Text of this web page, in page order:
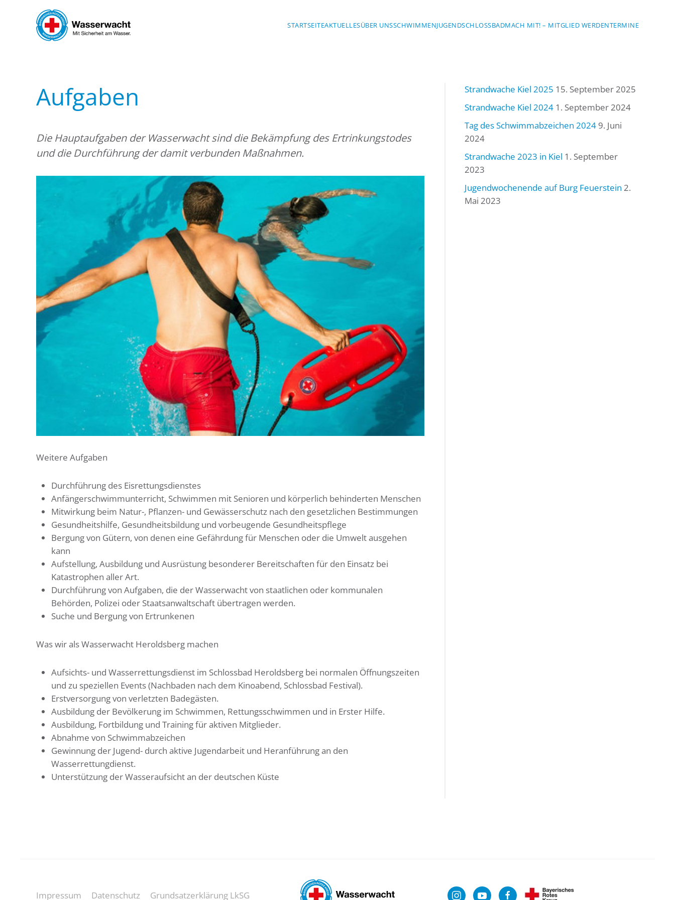
Skip to main content STARTSEITEAKTUELLESÜBER UNSSCHWIMMENJUGENDSCHLOSSBADMACH MIT! – MITGLIED WERDENTERMINE
Aufgaben
Die Hauptaufgaben der Wasserwacht sind die Bekämpfung des Ertrinkungstodes
und die Durchführung der damit verbunden Maßnahmen.
Weitere Aufgaben
Durchführung des Eisrettungsdienstes
Anfängerschwimmunterricht, Schwimmen mit Senioren und körperlich behinderten Menschen
Mitwirkung beim Natur-, Pflanzen- und Gewässerschutz nach den gesetzlichen Bestimmungen
Gesundheitshilfe, Gesundheitsbildung und vorbeugende Gesundheitspflege
Bergung von Gütern, von denen eine Gefährdung für Menschen oder die Umwelt ausgehen
kann
Aufstellung, Ausbildung und Ausrüstung besonderer Bereitschaften für den Einsatz bei
Katastrophen aller Art.
Durchführung von Aufgaben, die der Wasserwacht von staatlichen oder kommunalen
Behörden, Polizei oder Staatsanwaltschaft übertragen werden.
Suche und Bergung von Ertrunkenen
Was wir als Wasserwacht Heroldsberg machen
Aufsichts- und Wasserrettungsdienst im Schlossbad Heroldsberg bei normalen Öffnungszeiten
und zu speziellen Events (Nachbaden nach dem Kinoabend, Schlossbad Festival).
Erstversorgung von verletzten Badegästen.
Ausbildung der Bevölkerung im Schwimmen, Rettungsschwimmen und in Erster Hilfe.
Ausbildung, Fortbildung und Training für aktiven Mitglieder.
Abnahme von Schwimmabzeichen
Gewinnung der Jugend- durch aktive Jugendarbeit und Heranführung an den
Wasserrettungdienst.
Unterstützung der Wasseraufsicht an der deutschen Küste
Strandwache Kiel 2025 15. September 2025
Strandwache Kiel 2024 1. September 2024
Tag des Schwimmabzeichen 2024 9. Juni
2024
Strandwache 2023 in Kiel 1. September
2023
Jugendwochenende auf Burg Feuerstein 2.
Mai 2023
Impressum Datenschutz Grundsatzerklärung LkSG